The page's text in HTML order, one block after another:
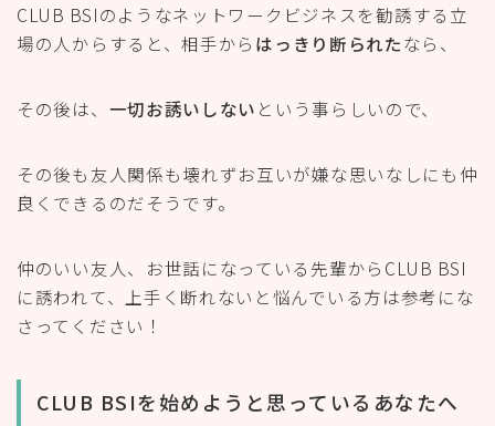
CLUB BSIのようなネットワークビジネスを勧誘する立
場の人からすると、相手から はっきり断られたなら、
その後は、 一切お誘いしない という事らしいので、
その後も友人関係も壊れずお互いが嫌な思いなしにも仲
良くできるのだそうです。
仲のいい友人、お世話になっている先輩からCLUB BSI
に誘われて、上手く断れないと悩んでいる方は参考にな
さってください！
CLUB BSIを始めようと思っているあなたへ